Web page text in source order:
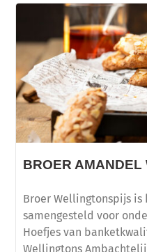
BROER
Broer Wellingtonspijs is
samengesteld voor
Hoefjes van
Wellingtons